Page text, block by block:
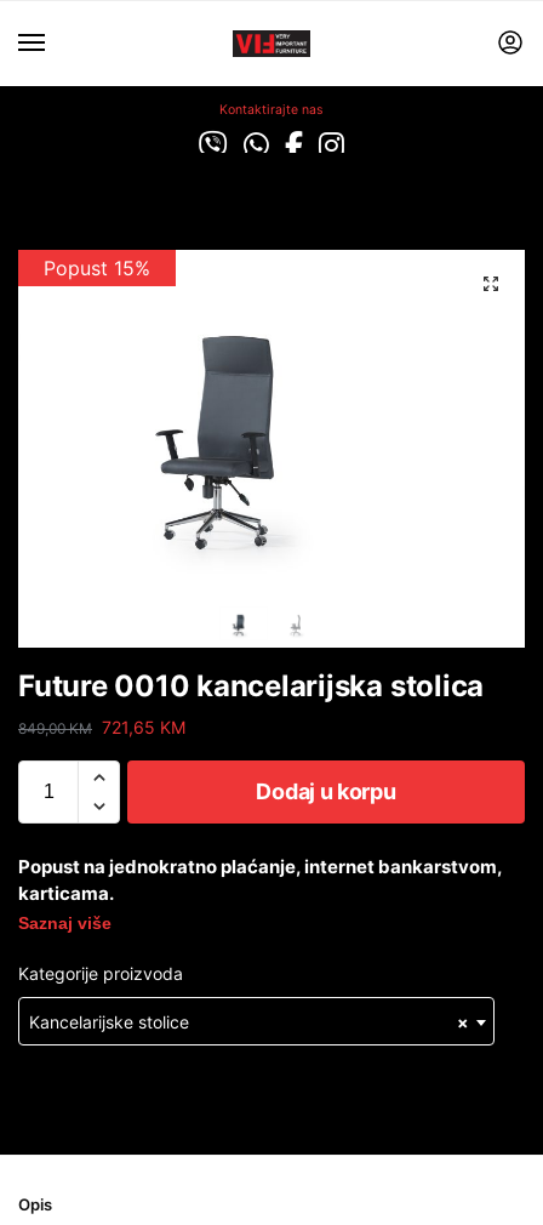
Kontaktirajte nas
Popust 15%
Future 0010 kancelarijska stolica
849,00KM 721,65 KM
Dodaj u korpu
Popust na jednokratno plaćanje, internet bankarstvom,
karticama.
Saznaj više
Kategorije proizvoda
×
Kancelarijske stolice
Opis